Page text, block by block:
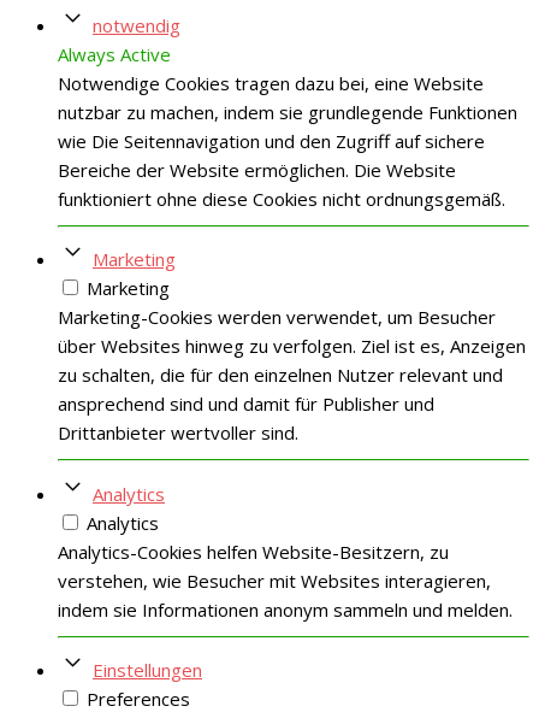
notwendig
Always Active
Notwendige Cookies tragen dazu bei, eine Website
nutzbar zu machen, indem sie grundlegende Funktionen
wie Die Seitennavigation und den Zugriff auf sichere
Bereiche der Website ermöglichen. Die Website
funktioniert ohne diese Cookies nicht ordnungsgemäß.
Marketing
Marketing
Marketing-Cookies werden verwendet, um Besucher
über Websites hinweg zu verfolgen. Ziel ist es, Anzeigen
zu schalten, die für den einzelnen Nutzer relevant und
ansprechend sind und damit für Publisher und
Drittanbieter wertvoller sind.
Analytics
Analytics
Analytics-Cookies helfen Website-Besitzern, zu
verstehen, wie Besucher mit Websites interagieren,
indem sie Informationen anonym sammeln und melden.
Einstellungen
Preferences